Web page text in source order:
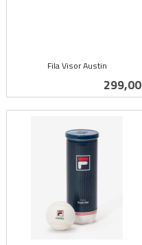
Fila Visor Austin
Pris
299,00